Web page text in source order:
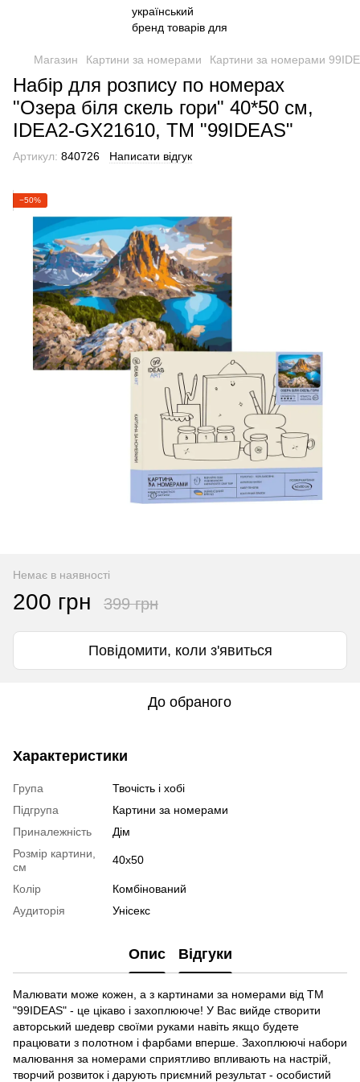
Магазин Картини за номерами Картини за номерами
Набір для розпису по номерах
"Озера біля скель гори" 40*50 см,
IDEA2-GX21610, ТМ "99IDEAS"
Артикул: 840726 Написати відгук
−50%
Немає в наявності
200 грн 399 грн
Повідомити, коли з'явиться
До обраного
Характеристики
Група
Твочість і хобі
Підгрупа
Картини за номерами
Приналежність
Дім
Розмір картини,
см
40х50
Колір
Комбінований
Аудиторія
Унісекс
Опис Відгуки
Малювати може кожен, а з картинами за номерами від ТМ
"99IDEAS" - це цікаво і захоплююче! У Вас вийде створити
авторський шедевр своїми руками навіть якщо будете
працювати з полотном і фарбами вперше. Захоплюючі набори
малювання за номерами сприятливо впливають на настрій,
творчий розвиток і дарують приємний результат - особистий